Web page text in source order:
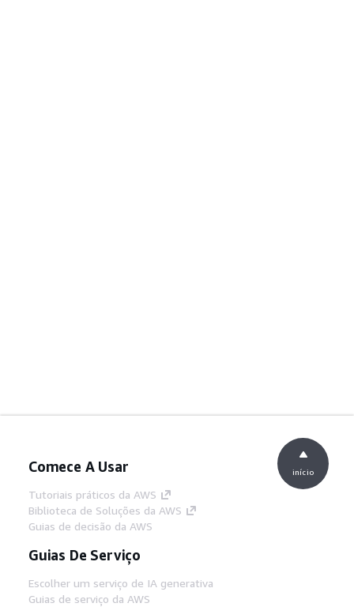
Comece A Usar
Tutoriais práticos da AWS
Biblioteca de Soluções da AWS
Guias de decisão da AWS
Guias De Serviço
Escolher um serviço de IA generativa
Guias de serviço da AWS
início